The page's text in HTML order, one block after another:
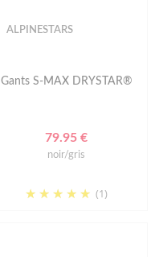
ALPINESTARS
Gants S-MAX DRYSTAR®
79.95 €
noir/gris
(1)